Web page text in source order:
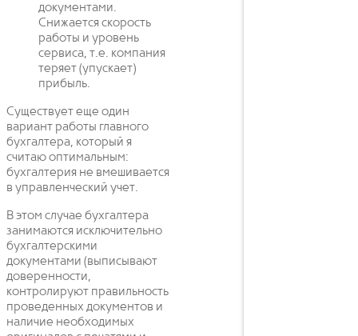
документами.
Снижается скорость
работы и уровень
сервиса, т.е. компания
теряет (упускает)
прибыль.
Существует еще один
вариант работы главного
бухгалтера, который я
считаю оптимальным:
бухгалтерия не вмешивается
в управленческий учет.
В этом случае бухгалтера
занимаются исключительно
бухгалтерскими
документами (выписывают
доверенности,
контролируют правильность
проведенных документов и
наличие необходимых